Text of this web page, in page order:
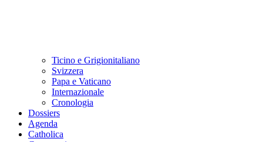
Ticino e Grigionitaliano
Svizzera
Papa e Vaticano
Internazionale
Cronologia
Dossiers
Agenda
Catholica